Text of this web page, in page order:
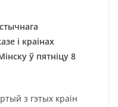
і краінах
ў пятніцу 8
з гэтых краін